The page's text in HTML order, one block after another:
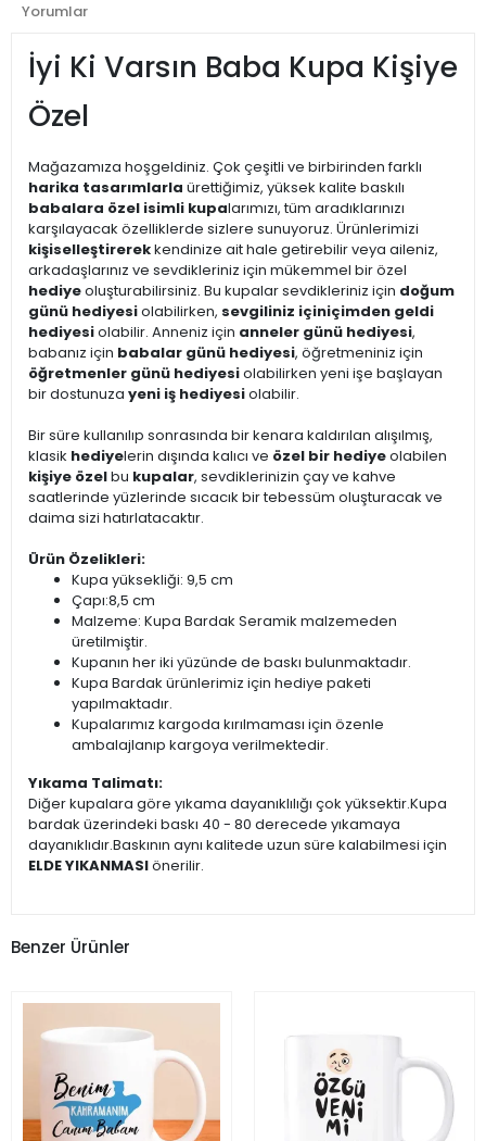
Yorumlar
İyi Ki Varsın Baba Kupa Kişiye
Özel
Mağazamıza hoşgeldiniz. Çok çeşitli ve birbirinden farklı
harika tasarımlarla ürettiğimiz, yüksek kalite baskılı
babalara özel isimli kupalarımızı, tüm aradıklarınızı
karşılayacak özelliklerde sizlere sunuyoruz. Ürünlerimizi
kişiselleştirerekkendinize ait hale getirebilir veya aileniz,
arkadaşlarınız ve sevdikleriniz için mükemmel bir özel
hediyeoluşturabilirsiniz. Bu kupalar sevdikleriniz için doğum
günü hediyesiolabilirken, sevgiliniz içiniçimden geldi
hediyesiolabilir. Anneniz için anneler günü hediyesi,
babanız için babalar günü hediyesi, öğretmeniniz için
öğretmenler günü hediyesiolabilirken yeni işe başlayan
bir dostunuza yeni iş hediyesiolabilir.
Bir süre kullanılıp sonrasında bir kenara kaldırılan alışılmış,
klasik hediyelerin dışında kalıcı ve özel bir hediyeolabilen
kişiye özelbu kupalar, sevdiklerinizin çay ve kahve
saatlerinde yüzlerinde sıcacık bir tebessüm oluşturacak ve
daima sizi hatırlatacaktır.
Ürün Özelikleri:
Kupa yüksekliği: 9,5 cm
Çapı:8,5 cm
Malzeme: Kupa Bardak Seramik malzemeden
üretilmiştir.
Kupanın her iki yüzünde de baskı bulunmaktadır.
Kupa Bardak ürünlerimiz için hediye paketi
yapılmaktadır.
Kupalarımız kargoda kırılmaması için özenle
ambalajlanıp kargoya verilmektedir.
Yıkama Talimatı:
Diğer kupalara göre yıkama dayanıklılığı çok yüksektir.Kupa
bardak üzerindeki baskı 40 - 80 derecede yıkamaya
dayanıklıdır.Baskının aynı kalitede uzun süre kalabilmesi için
ELDE YIKANMASIönerilir.
Benzer Ürünler